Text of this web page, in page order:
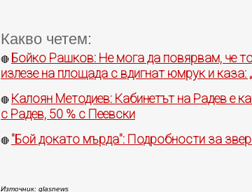
Какво четем:
🔴 Бойко Рашков: Не мога да повярвам, че
излезе на площада с вдигнат юмрук и каза:
🔴 Калоян Методиев: Кабинетът на Радев е
с Радев, 50 % с Пеевски
🔴 "Бой докато мърда": Подробности за
Източник: glasnews